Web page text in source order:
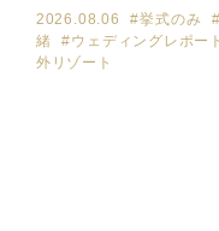
2026.08.06 #挙式のみ
緒
#ウェディングレポー
外リゾート